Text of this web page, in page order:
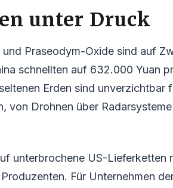
unter Druck
Praseodym-Oxide sind auf
schnellten auf 632.000 Yuan
Erden sind unverzichtbar
von Drohnen über
unterbrochene US-Lieferketten
Für Unternehmen